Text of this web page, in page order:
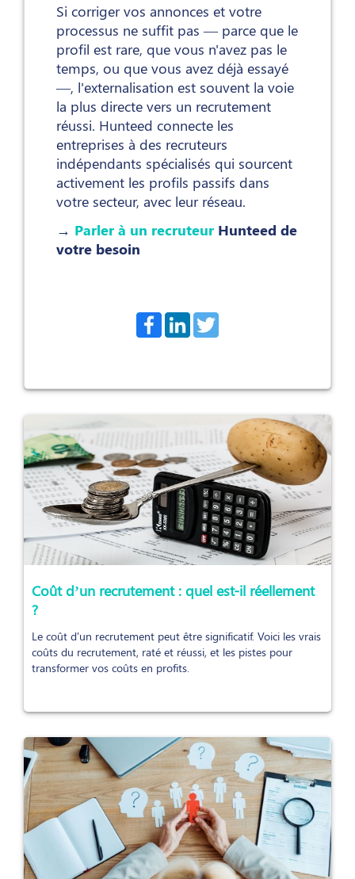
Si corriger vos annonces et votre
processus ne suffit pas — parce que le
profil est rare, que vous n'avez pas le
temps, ou que vous avez déjà essayé
—, l'externalisation est souvent la voie
la plus directe vers un recrutement
réussi. Hunteed connecte les
entreprises à des recruteurs
indépendants spécialisés qui sourcent
activement les profils passifs dans
votre secteur, avec leur réseau.
→ Parler à un recruteur Hunteed de
votre besoin
Coût d’un recrutement : quel est-il réellement
?
Le coût d'un recrutement peut être significatif. Voici les vrais
coûts du recrutement, raté et réussi, et les pistes pour
transformer vos coûts en profits.